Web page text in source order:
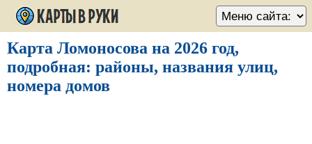
Карта Ломоносова на 2026 год,
подробная: районы, названия улиц,
номера домов